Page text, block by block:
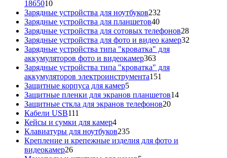
186501010
товаров
Зарядные устройства для ноутбуков232
Зарядные устройства для планшетов4040
товаров
Зарядные устройства для сотовых телефонов2828
товаров
Зарядные устройства для фото и видео камер32
Зарядные устройства типа "кроватка" для
аккумуляторов фото и видеокамер363363
товара
Зарядные устройства типа "кроватка" для
аккумуляторов электроинструмента151
Защитные корпуса для камер55
товаров
Защитные пленки для экранов планшетов1414
Защитные сткла для экранов телефонов2020
Кабели USB111
товаров
Кейсы и сумки для камер44
товара
Клавиатуры для ноутбуков235235
товаров
Крепление и крепежные изделия для фото и
видеокамер2626